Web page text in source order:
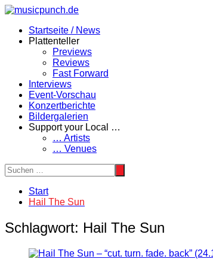
Zum
springenStartseite / News
Plattenteller
Previews
Reviews
Fast Forward
Interviews
Event-Vorschau
Konzertberichte
Bildergalerien
Support your Local …
… Artists
… Venues
Start
Hail The Sun
Schlagwort: Hail The Sun